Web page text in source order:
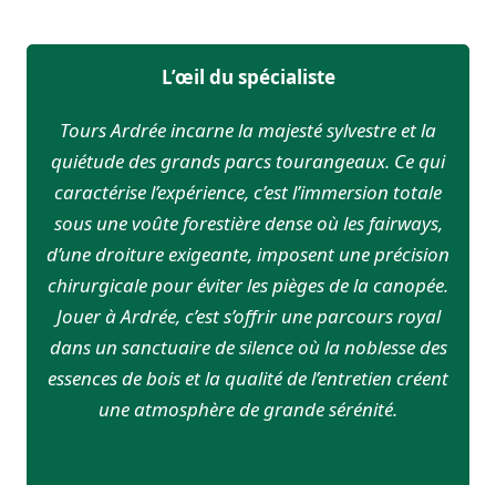
L’œil du spécialiste
Tours Ardrée incarne la majesté sylvestre et la
quiétude des grands parcs tourangeaux. Ce qui
caractérise l’expérience, c’est l’immersion totale
sous une voûte forestière dense où les fairways,
d’une droiture exigeante, imposent une précision
chirurgicale pour éviter les pièges de la canopée.
Jouer à Ardrée, c’est s’offrir une parcours royal
dans un sanctuaire de silence où la noblesse des
essences de bois et la qualité de l’entretien créent
une atmosphère de grande sérénité.